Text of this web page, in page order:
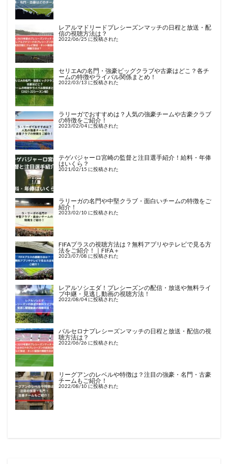
レアルマドリードプレシーズンマッチの日程と放送・配
信の視聴方法は？
2022/06/25 に投稿された
セリエAの名門・強豪ビッグクラブや古豪はどこ？各チ
ームの特徴やライバル関係まとめ！
2022/03/13 に投稿された
ラリーガでおすすめは？人気の強豪チームや古豪クラブ
の特徴をご紹介！
2023/02/04 に投稿された
テゲバジャーロ宮崎の監督と注目選手紹介！給料・年俸
はいくら？
2021/02/15 に投稿された
ラリーガの名門や中堅クラブ・面白いチームの特徴をご
紹介！
2023/02/10 に投稿された
FIFAプラスの視聴方法は？無料アプリやテレビで見る方
法をご紹介！｜FIFA＋
2023/07/08 に投稿された
レアルソシエダ！プレシーズンの配信・放送や無料ライ
ブ中継・見逃し動画の視聴方法！
2022/08/04 に投稿された
バルセロナプレシーズンマッチの日程と放送・配信の視
聴方法は？
2022/06/26 に投稿された
リーグアンのレベルや特徴は？注目の強豪・名門・古豪
チームもご紹介！
2022/08/10 に投稿された